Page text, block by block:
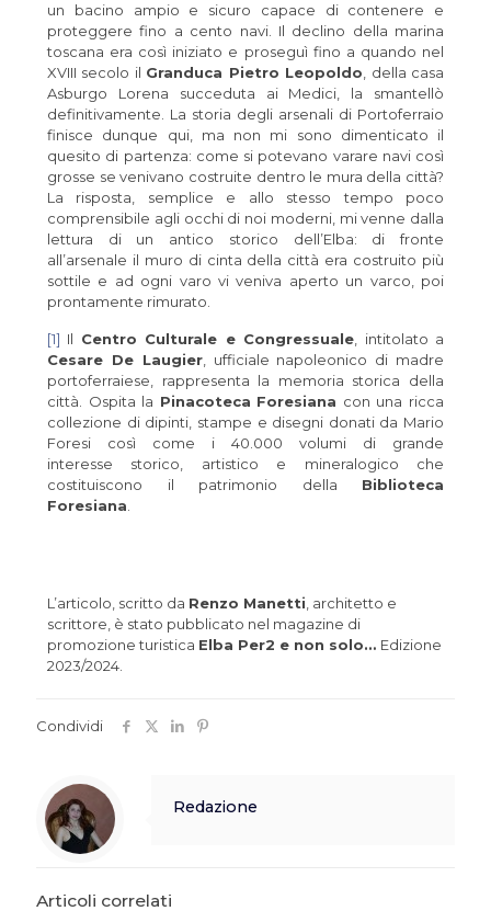
un bacino ampio e sicuro capace di contenere e
proteggere fino a cento navi. Il declino della marina
toscana era così iniziato e proseguì fino a quando nel
XVIII secolo il Granduca Pietro Leopoldo, della casa
Asburgo Lorena succeduta ai Medici, la smantellò
definitivamente. La storia degli arsenali di Portoferraio
finisce dunque qui, ma non mi sono dimenticato il
quesito di partenza: come si potevano varare navi così
grosse se venivano costruite dentro le mura della città?
La risposta, semplice e allo stesso tempo poco
comprensibile agli occhi di noi moderni, mi venne dalla
lettura di un antico storico dell’Elba: di fronte
all’arsenale il muro di cinta della città era costruito più
sottile e ad ogni varo vi veniva aperto un varco, poi
prontamente rimurato.
[1] Il Centro Culturale e Congressuale, intitolato a
Cesare De Laugier, ufficiale napoleonico di madre
portoferraiese, rappresenta la memoria storica della
città. Ospita la Pinacoteca Foresiana con una ricca
collezione di dipinti, stampe e disegni donati da Mario
Foresi così come i 40.000 volumi di grande
interesse storico, artistico e mineralogico che
costituiscono il patrimonio della Biblioteca
Foresiana.
L’articolo, scritto da Renzo Manetti, architetto e
scrittore, è stato pubblicato nel magazine di
promozione turistica Elba Per2 e non solo… Edizione
2023/2024.
Condividi
Redazione
Articoli correlati